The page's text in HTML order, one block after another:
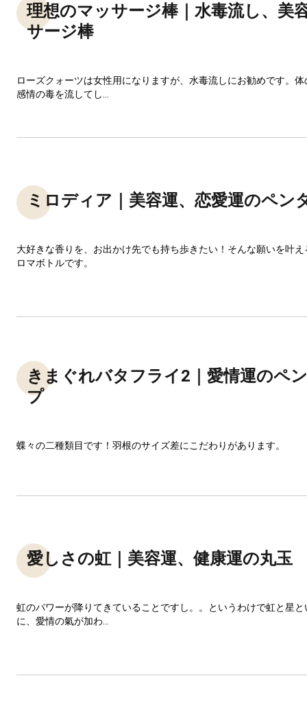
理想のマッサージ棒｜水毒流し、美
サージ棒
ローズクォーツは女性用になりますが、水毒流しにお勧めです。
感情の毒を流してし...
ミロディア｜美容運、恋愛運のペン
大好きな香りを、お出かけ先でも持ち歩きたい！そんな願いを叶
ロマボトルです。
きまぐれバタフライ2｜愛情運のペ
プ
蝶々の二種類目です！羽根のサイズ差にこだわりがあります。
愛しさの虹｜美容運、健康運の丸玉
虹のパワーが降りてきていることですし。。というわけで虹と星
に、愛情の氣が加わ...